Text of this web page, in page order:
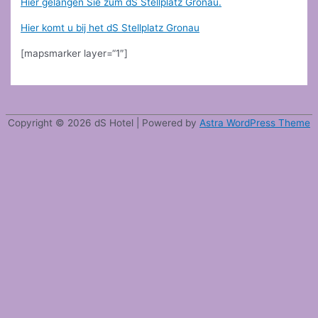
Hier komt u bij het dS Stellplatz Gronau
[mapsmarker layer=“1″]
Copyright © 2026 dS Hotel | Powered by Astra WordPress Theme